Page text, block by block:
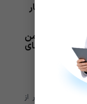
بخش به بیمار
ترس آور
ترس آور ضمن
تکنیک های
در روند انزجار درمانی (Aversion Therapy)، درمان گر از